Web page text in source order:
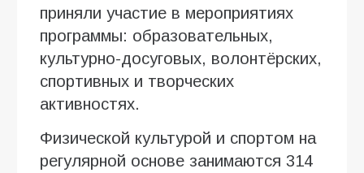
приняли участие в мероприятиях
программы: образовательных,
культурно-досуговых, волонтёрских,
спортивных и творческих
активностях.
Физической культурой и спортом на
регулярной основе занимаются 314